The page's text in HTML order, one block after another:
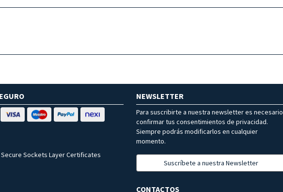
Secure Sockets Layer Certificates
NEWSLETTER
Para suscribirte a nuestra newsletter es necesario
confirmar tus consentimientos de privacidad.
Siempre podrás modificarlos en cualquier
momento.
Suscríbete a nuestra Newsletter
CONTACTOS